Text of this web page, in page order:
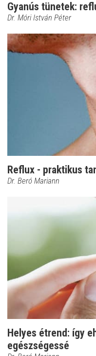
Gyanús tünetek:
Dr. Móri István Péter
Reflux - praktikus
Dr. Beró Mariann
Helyes étrend: így
egészségessé